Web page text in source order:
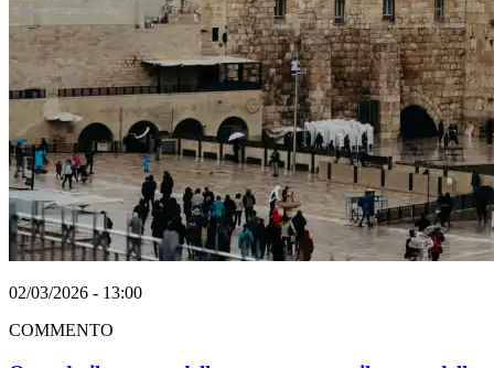
02/03/2026 - 13:00
COMMENTO